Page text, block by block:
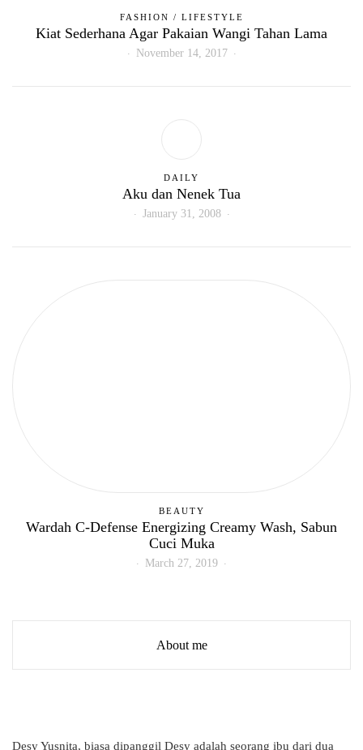
FASHION / LIFESTYLE
Kiat Sederhana Agar Pakaian Wangi Tahan Lama
November 14, 2017
DAILY
Aku dan Nenek Tua
January 31, 2008
BEAUTY
Wardah C-Defense Energizing Creamy Wash, Sabun
Cuci Muka
March 27, 2019
About me
Desy Yusnita, biasa dipanggil Desy adalah seorang ibu dari dua